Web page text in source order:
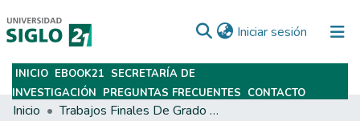
Iniciar sesión (current)
Subir
INICIO EBOOK21 SECRETARÍA DE
INVESTIGACIÓN PREGUNTAS FRECUENTES CONTACTO
Inicio
Trabajos Finales De Grado Y Posgrado